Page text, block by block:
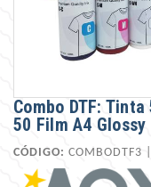
Combo DTF:
50 Film A4 Glossy
CÓDIGO: COMBODTF3 |